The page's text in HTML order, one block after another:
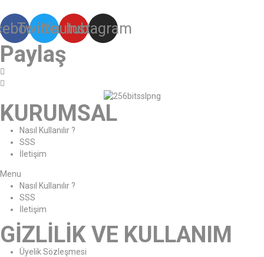
TwitterYoutube
Instagram
Paylaş
KURUMSAL
Nasıl Kullanılır ?
SSS
İletişim
Menu
Nasıl Kullanılır ?
SSS
İletişim
GİZLİLİK VE KULLANIM
Üyelik Sözleşmesi